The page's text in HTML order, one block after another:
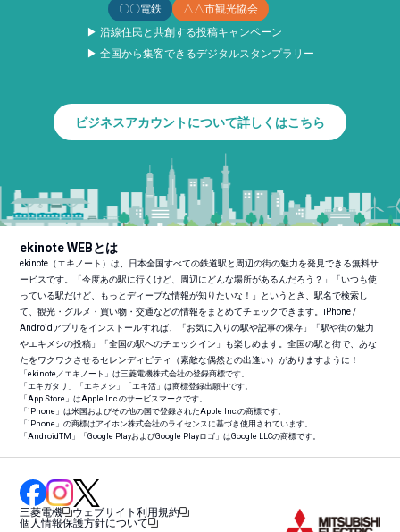
〇〇電鉄
△△市観光協会
▶ 沿線住民と共創する投稿キャンペーン
▶ 全国から集客できるデジタルスタンプラリー
ビジネスアカウントについて詳しくはこちら
ekinote WEBとは
ekinote（エキノート）は、日本全国すべての鉄道駅と周辺の街の魅力を発見できる無料サ
ービスです。「今度あの駅に行くけど、周辺にどんな場所があるんだろう？」「いつも使
っている駅だけど、もっとディープな情報が知りたいな！」というとき、駅名で検索し
て、観光・グルメ・買い物・交通などの情報をまとめてチェックできます。iPhone /
Androidアプリをインストールすれば、「お気に入りの駅や記事の保存」「駅や街の魅力
やエキメシの投稿」「全国の駅へのチェックイン」も楽しめます。全国の駅と街で、あな
たをワクワクさせるセレンディピティ（素敵な偶然との出逢い）がありますように！
「ekinote／エキノート」は三菱電機株式会社の登録商標です。
「エキガタリ」「エキメシ」「エキ活」は商標登録出願中です。
「App Store」はApple Inc.のサービスマークです。
「iPhone」は米国およびその他の国で登録されたApple Inc.の商標です。
「iPhone」の商標はアイホン株式会社のライセンスに基づき使用されています。
「AndroidTM 」「Google PlayおよびGoogle Playロゴ」はGoogle LLCの商標です。
三菱電機
ウェブサイト利用規約
個人情報保護方針について